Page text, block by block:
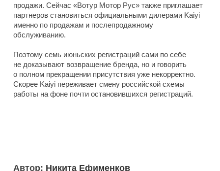
продажи. Сейчас «Вотур Мотор Рус» также приглашает
партнеров становиться официальными дилерами Kaiyi
именно по продажам и послепродажному
обслуживанию.
Поэтому семь июньских регистраций сами по себе
не доказывают возвращение бренда, но и говорить
о полном прекращении присутствия уже некорректно.
Скорее Kaiyi переживает смену российской схемы
работы на фоне почти остановившихся регистраций.
Автор: Никита Ефименков